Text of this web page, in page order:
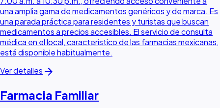
una amplia gama de medicamentos genéricos y de marca. Es
una parada práctica para residentes y turistas que buscan
medicamentos a precios accesibles. El servicio de consulta
médica en el local, característico de las farmacias mexicanas,
está disponible habitualmente.
Ver detalles arrow_forward
Farmacia Familiar